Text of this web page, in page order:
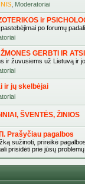
Moderatoriai
ir
po forumų
GERBTI IR
ir žuvusiems už Lietuvą ir
ir jų skelbėjai
ŠVENTĖS, ŽINIOS
Prašyčiau pagalbos
sužinoti, prireikė
prisidėti prie jūsų